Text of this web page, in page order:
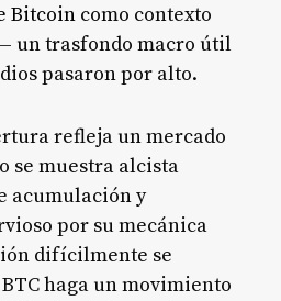
Bitcoincomo contexto
un trasfondo macro útil
pasaron por alto.
refleja un mercado
se muestra alcista
acumulación y
por su mecánica
difícilmente se
haga un movimiento